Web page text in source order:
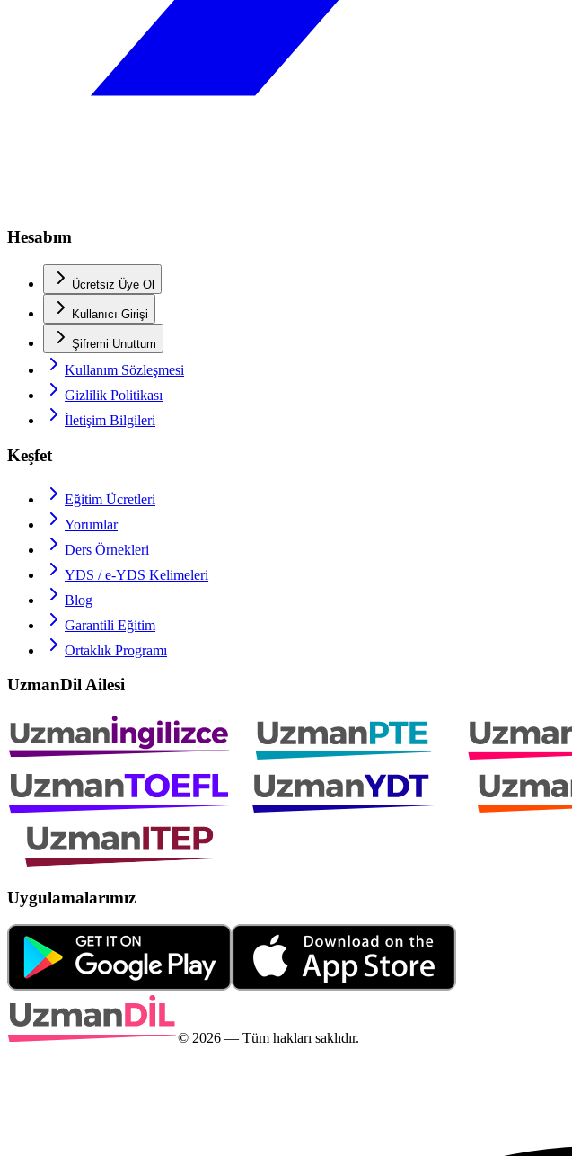
Hesabım
Ücretsiz Üye Ol
Kullanıcı Girişi
Şifremi Unuttum
Kullanım Sözleşmesi
Gizlilik Politikası
İletişim Bilgileri
Keşfet
Eğitim Ücretleri
Yorumlar
Ders Örnekleri
YDS / e-YDS Kelimeleri
Blog
Garantili Eğitim
Ortaklık Programı
UzmanDil Ailesi
Uygulamalarımız
© 2026 — Tüm hakları saklıdır.